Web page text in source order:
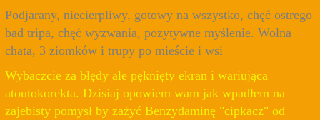
Podjarany, niecierpliwy, gotowy na wszystko, chęć ostrego
bad tripa, chęć wyzwania, pozytywne myślenie. Wolna
chata, 3 ziomków i trupy po mieście i wsi
Wybaczcie za błędy ale pęknięty ekran i wariująca
atoutokorekta. Dzisiaj opowiem wam jak wpadłem na
zajebisty pomysł by zażyć Benzydaminę "cipkacz" od